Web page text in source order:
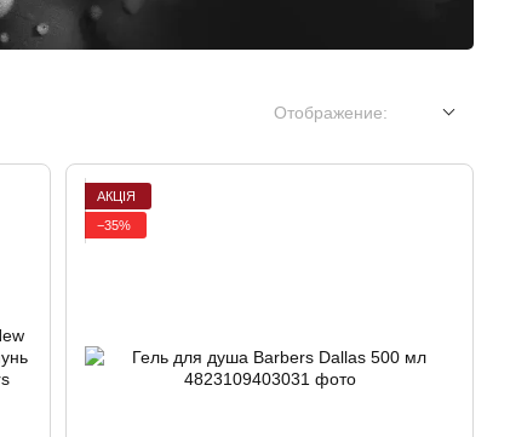
Отображение:
АКЦІЯ
−35%